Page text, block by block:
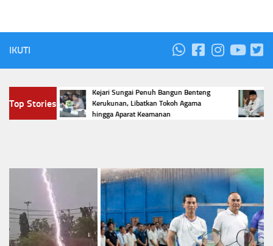
IKUTI
Top Stories
RI
Kejari Sungai Penuh Bangun Benteng
Kerukunan, Libatkan Tokoh Agama
hingga Aparat Keamanan